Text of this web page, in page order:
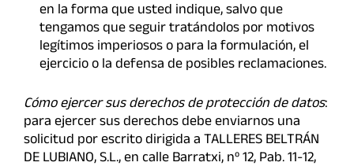
en la forma que usted indique, salvo que
tengamos que seguir tratándolos por motivos
legítimos imperiosos o para la formulación, el
ejercicio o la defensa de posibles reclamaciones.
Cómo ejercer sus derechos de protección de datos:
para ejercer sus derechos debe enviarnos una
solicitud por escrito dirigida a TALLERES BELTRÁN
DE LUBIANO, S.L., en calle Barratxi, nº 12, Pab. 11-12,